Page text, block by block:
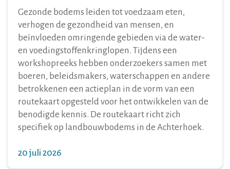
Gezonde bodems leiden tot voedzaam eten,
verhogen de gezondheid van mensen, en
beïnvloeden omringende gebieden via de water-
en voedingstoffenkringlopen. Tijdens een
workshopreeks hebben onderzoekers samen met
boeren, beleidsmakers, waterschappen en andere
betrokkenen een actieplan in de vorm van een
routekaart opgesteld voor het ontwikkelen van de
benodigde kennis. De routekaart richt zich
specifiek op landbouwbodems in de Achterhoek.
20 juli 2026